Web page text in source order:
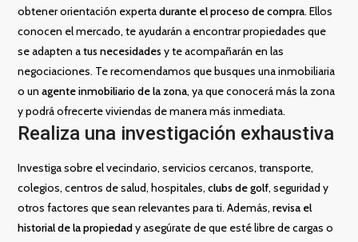
obtener orientación expertadurante el proceso de compra. Ellos
conocen el mercado, te ayudarán a encontrar propiedades que
se adapten atus necesidades y te acompañarán en las
negociaciones. Te recomendamos que busques una inmobiliaria
o unagente inmobiliario de la zona, ya que conocerá más la zona
y podrá ofrecerte viviendas de manera más inmediata.
Realiza una investigación exhaustiva
Investiga sobre el vecindario, servicios cercanos, transporte,
colegios, centros de salud, hospitales,clubs de golf, seguridad y
otros factores que sean relevantes para ti. Además,revisa el
historial de la propiedady asegúrate de que esté libre de cargas o